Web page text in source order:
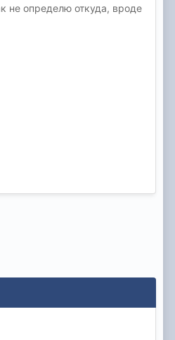
не определю откуда, вроде